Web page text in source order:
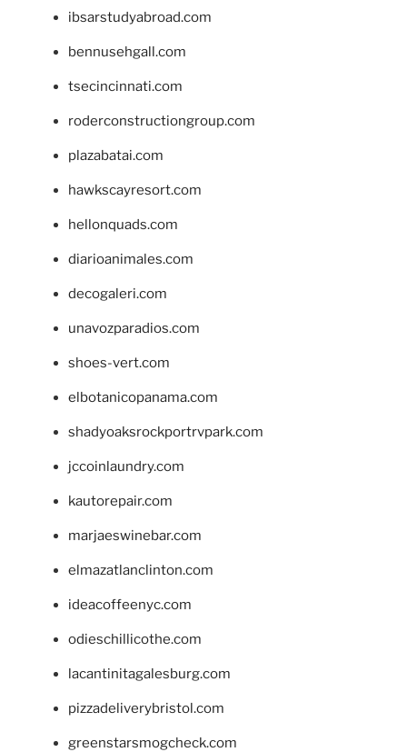
ibsarstudyabroad.com
bennusehgall.com
tsecincinnati.com
roderconstructiongroup.com
plazabatai.com
hawkscayresort.com
hellonquads.com
diarioanimales.com
decogaleri.com
unavozparadios.com
shoes-vert.com
elbotanicopanama.com
shadyoaksrockportrvpark.com
jccoinlaundry.com
kautorepair.com
marjaeswinebar.com
elmazatlanclinton.com
ideacoffeenyc.com
odieschillicothe.com
lacantinitagalesburg.com
pizzadeliverybristol.com
greenstarsmogcheck.com